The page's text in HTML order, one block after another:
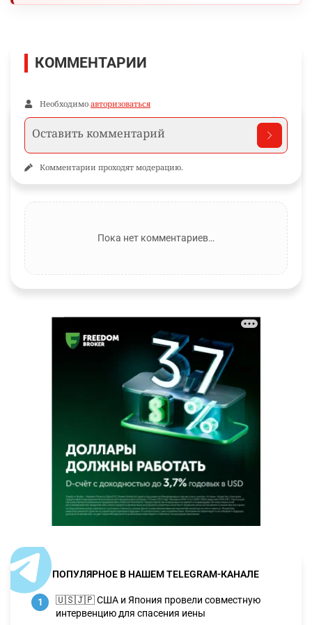
КОММЕНТАРИИ
Необходимо авторизоваться
Комментарии проходят модерацию.
Пока нет комментариев…
ПОПУЛЯРНОЕ В НАШЕМ TELEGRAM-КАНАЛЕ
1
🇺🇸🇯🇵 США и Япония провели совместную
интервенцию для спасения иены